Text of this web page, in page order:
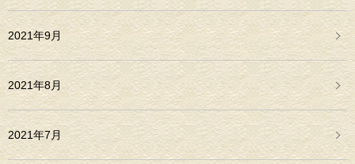
2021年9月
2021年8月
2021年7月